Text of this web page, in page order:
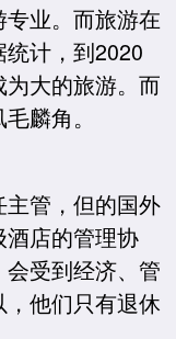
业。而旅游在
计，到2020
大的旅游。而
麟角。
管，但的国外
店的管理协
受到经济、管
他们只有退休